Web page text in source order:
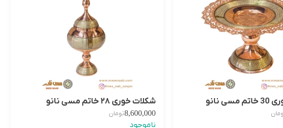
نانو شکلات خوری ۲۸ خاتم مسی نانو
8,600,000تومان
ناموجود